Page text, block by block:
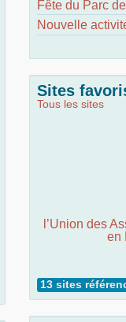
Fête du Parc
Nouvelle
Sites
Tous les sites
l’Union des
en
13 sites